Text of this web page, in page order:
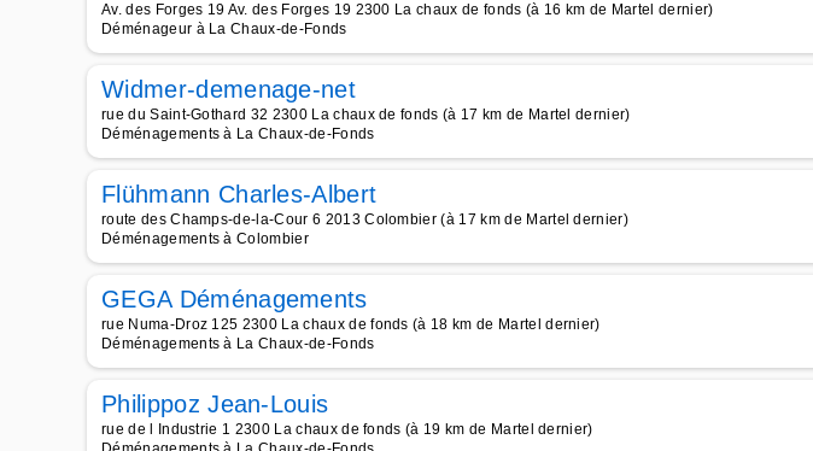
Av. des Forges 19 Av. des Forges 19 2300 La chaux de fonds (à 16 km de Martel dernier)
Déménageur à La Chaux-de-Fonds
Widmer-demenage-net
rue du Saint-Gothard 32 2300 La chaux de fonds (à 17 km de Martel dernier)
Déménagements à La Chaux-de-Fonds
Flühmann Charles-Albert
route des Champs-de-la-Cour 6 2013 Colombier (à 17 km de Martel dernier)
Déménagements à Colombier
GEGA Déménagements
rue Numa-Droz 125 2300 La chaux de fonds (à 18 km de Martel dernier)
Déménagements à La Chaux-de-Fonds
Philippoz Jean-Louis
rue de l Industrie 1 2300 La chaux de fonds (à 19 km de Martel dernier)